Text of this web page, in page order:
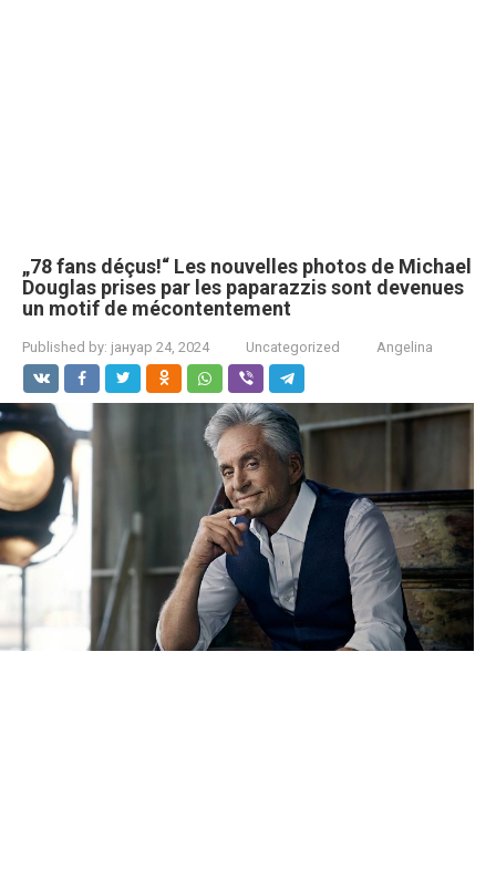
„78 fans déçus!“ Les nouvelles photos de Michael
Douglas prises par les paparazzis sont devenues
un motif de mécontentement
Published by: јануар 24, 2024 Uncategorized Angelina